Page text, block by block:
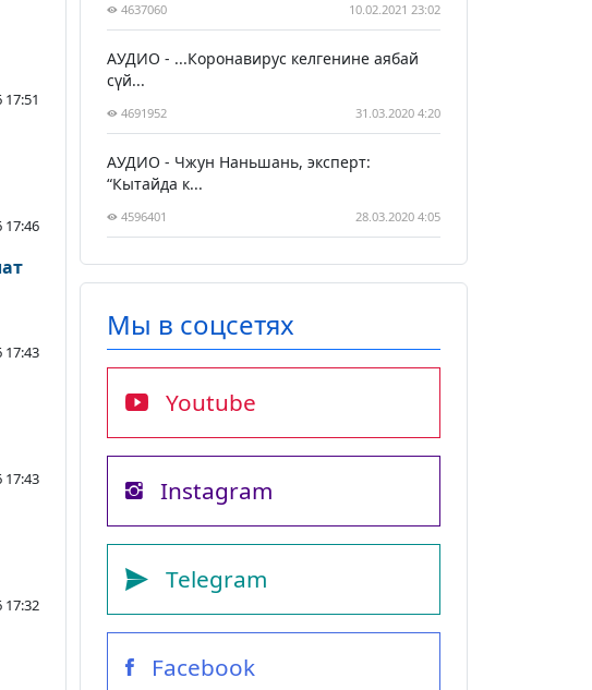
17:51
17:46
17:43
17:43
17:32
4637060 10.02.2021 23:02
АУДИО - ...Коронавирус келгенине аябай
сүй...
4691952 31.03.2020 4:20
АУДИО - Чжун Наньшань, эксперт:
“Кытайда к...
4596401 28.03.2020 4:05
Мы в соцсетях
Youtube
Instagram
Telegram
Facebook